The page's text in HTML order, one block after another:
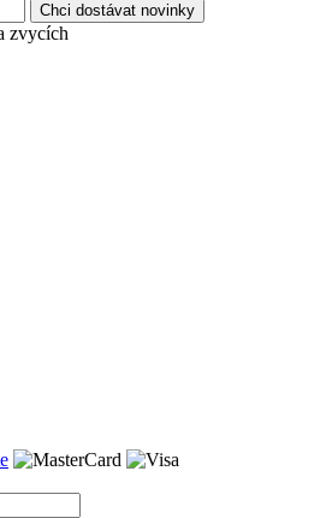
Chci dostávat novinky
zvycích